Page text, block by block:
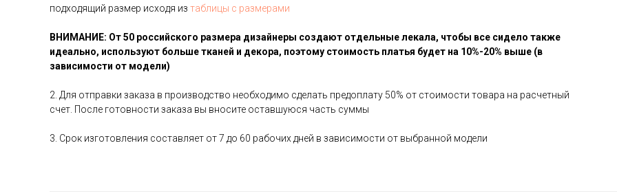
подходящий размер исходя из таблицы с размерами
ВНИМАНИЕ: От 50 российского размера дизайнеры создают отдельные лекала, чтобы все сидело также
идеально, используют больше тканей и декора, поэтому стоимость платья будет на 10%-20% выше (в
зависимости от модели)
2. Для отправки заказа в производство необходимо сделать предоплату 50% от стоимости товара на расчетный
счет. После готовности заказа вы вносите оставшуюся часть суммы
3. Срок изготовления составляет от 7 до 60 рабочих дней в зависимости от выбранной модели